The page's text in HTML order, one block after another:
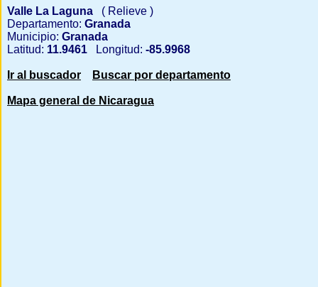
Valle La Laguna
( Relieve )
Departamento: Granada
Municipio: Granada
Latitud: 11.9461 Longitud: -85.9968
Ir al buscador Buscar por departamento
Mapa general de Nicaragua